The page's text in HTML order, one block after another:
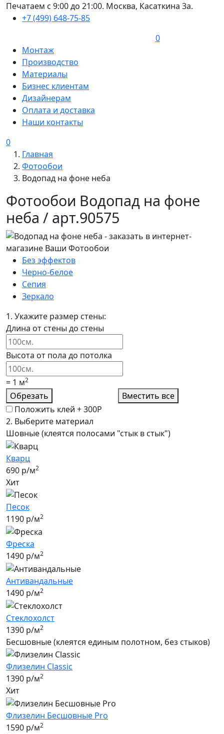
Печатаем с 9:00 до 21:00. Москва, Касаткина 3а.
+7 (499) 648-75-85
0
Монтаж
Производство
Материалы
Бизнес клиентам
Дизайнерам
Оплата и доставка
Наши контакты
0
Главная
Фотообои
Водопад на фоне неба
Фотообои Водопад на фоне
неба / арт.90575
Без эффектов
Черно-белое
Сепия
Зеркало
1. Укажите размер стены:
Длина от стены до стены
Высота от пола до потолка
= 1 м2
Обрезать
Вместить все
Положить клей +300Р
2. Выберите материал
Шовные (клеятся полосами "стык в стык")
Кварц
690 р/м2
Хит
Песок
1190 р/м2
Фреска
1490 р/м2
Антивандальные
1490 р/м2
Стеклохолст
1390 р/м2
Бесшовные (клеятся единым полотном, без стыков)
Флизелин Classic
1390 р/м2
Хит
Флизелин Бесшовные Pro
1590 р/м2